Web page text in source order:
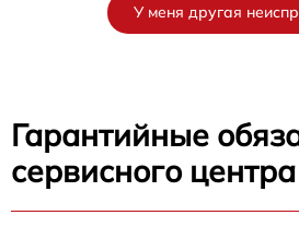
У меня другая
Гарантийные
сервисного